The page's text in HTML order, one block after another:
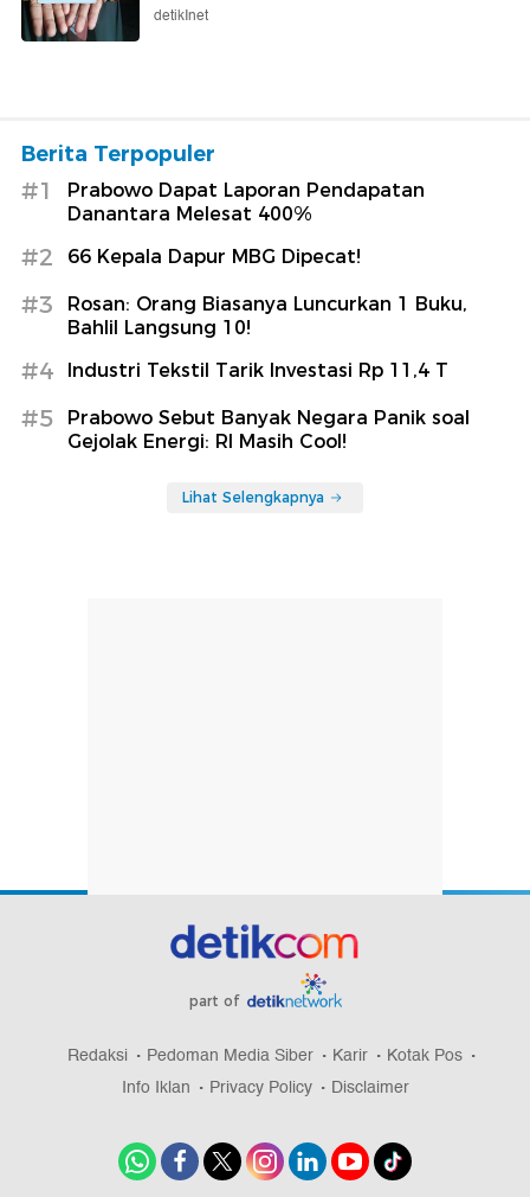
detikInet
Berita Terpopuler
#1
Prabowo Dapat Laporan Pendapatan
Danantara Melesat 400%
#2 66 Kepala Dapur MBG Dipecat!
#3
Rosan: Orang Biasanya Luncurkan 1 Buku,
Bahlil Langsung 10!
#4 Industri Tekstil Tarik Investasi Rp 11,4 T
#5
Prabowo Sebut Banyak Negara Panik soal
Gejolak Energi: RI Masih Cool!
Lihat Selengkapnya
part of
Redaksi Pedoman Media Siber Karir
Kotak Pos
Info Iklan
Privacy Policy Disclaimer